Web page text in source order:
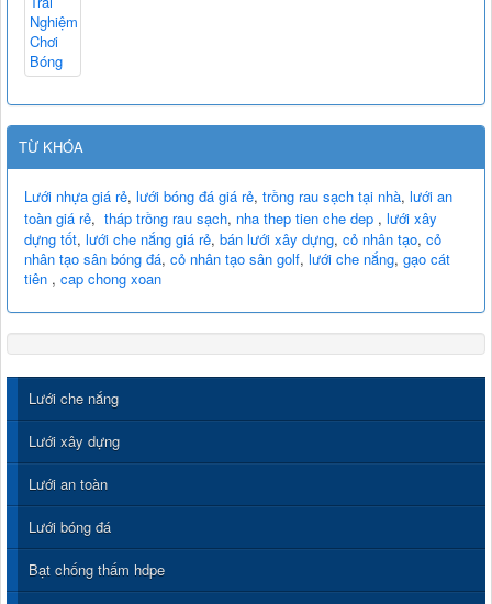
TỪ KHÓA
Lưới nhựa giá rẻ, lưới bóng đá giá rẻ, trồng rau sạch tại nhà, lưới an
toàn giá rẻ, tháp trồng rau sạch, nha thep tien che dep , lưới xây
dựng tốt, lưới che nắng giá rẻ, bán lưới xây dựng, cỏ nhân tạo, cỏ
nhân tạo sân bóng đá, cỏ nhân tạo sân golf, lưới che nắng, gạo cát
tiên , cap chong xoan
Lưới che nắng
Lưới xây dựng
Lưới an toàn
Lưới bóng đá
Bạt chống thấm hdpe